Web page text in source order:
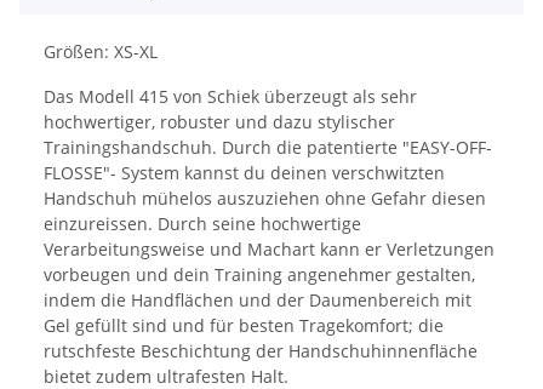
Größen: XS-XL
Das Modell 415 von Schiek überzeugt als sehr
hochwertiger, robuster und dazu stylischer
Trainingshandschuh. Durch die patentierte "EASY-OFF-
FLOSSE"- System kannst du deinen verschwitzten
Handschuh mühelos auszuziehen ohne Gefahr diesen
einzureissen. Durch seine hochwertige
Verarbeitungsweise und Machart kann er Verletzungen
vorbeugen und dein Training angenehmer gestalten,
indem die Handflächen und der Daumenbereich mit
Gel gefüllt sind und für besten Tragekomfort; die
rutschfeste Beschichtung der Handschuhinnenfläche
bietet zudem ultrafesten Halt.